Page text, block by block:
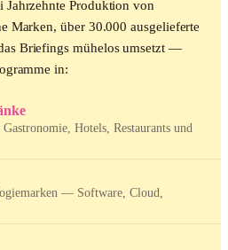
Jahrzehnte Produktion von
Marken, über 30.000 ausgelieferte
Briefings mühelos umsetzt —
in:
Hotels, Restaurants und
— Software, Cloud,